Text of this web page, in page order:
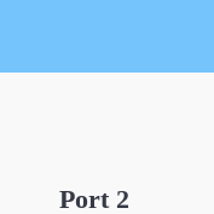
Port 2